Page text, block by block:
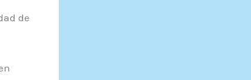
de